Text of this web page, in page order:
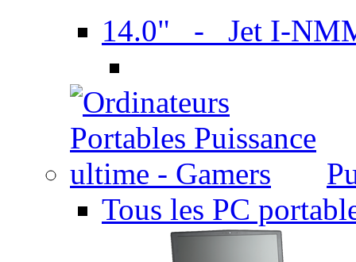
14.0" - Jet I-
Tous les PC